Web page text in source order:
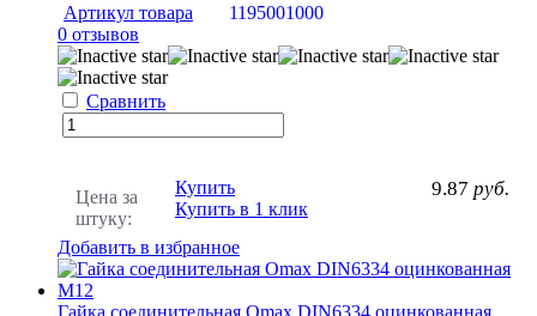
Артикул товара
1195001000
0 отзывов
Сравнить
Цена за
штуку:
9.87 руб.
Купить
Купить в 1 клик
Добавить в избранное
Гайка соединительная Omax DIN6334 оцинкованная